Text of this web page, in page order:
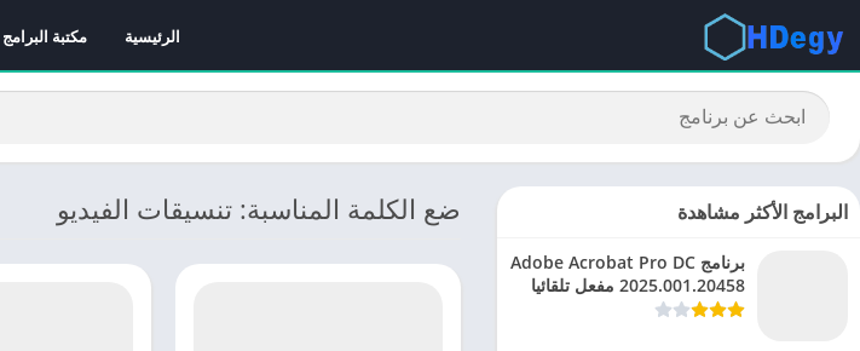
الرئيسية
مكتبة البرامج
برامج
برامج تصفحضع الكلمة المناسبة: تنسيقات الفيديو البرامج الأكثر مشاهدة
برنامج Adobe Acrobat Pro DC
2025.001.20458 مفعل تلقائيا